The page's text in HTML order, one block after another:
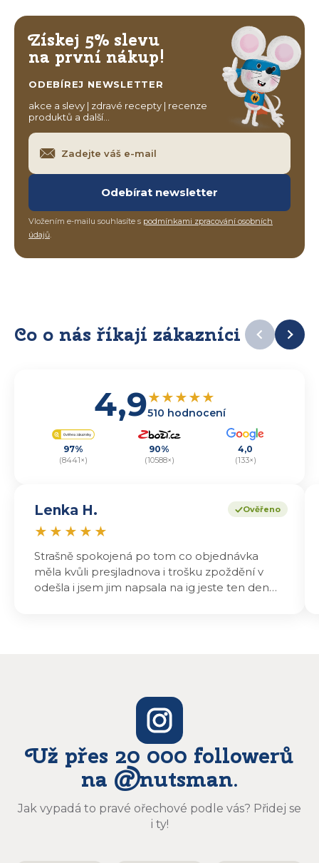
Získej 5% slevu
na první nákup!
ODEBÍREJ NEWSLETTER
akce a slevy | zdravé recepty | recenze
produktů a další…
Odebírat newsletter
Vložením e-mailu souhlasíte s podmínkami zpracování osobních
údajů.
Co o nás říkají zákazníci
4,9★★★★★
510 hodnocení
97%
(8441×)
90%
(10588×)
4,0
(133×)
Ověřeno
Lenka H.
★ ★ ★ ★ ★
Strašně spokojená po tom co objednávka
měla kvůli presjladnova i trošku zpoždění v
odešla i jsem jim napsala na ig jeste ten den
Už přes 20 000 followerů
na @nutsman.
Jak vypadá to pravé ořechové podle vás? Přidej se
i ty!